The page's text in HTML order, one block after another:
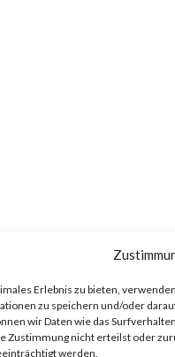
Erlebnis zu bieten,
zu speichern und/oder
wir Daten wie das
Zustimmung nicht erteilst oder
werden.